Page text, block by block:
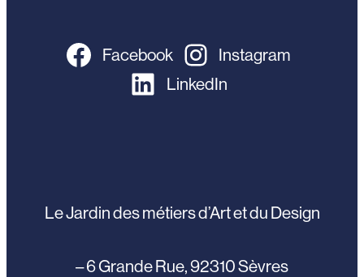
Facebook
Instagram
LinkedIn
Le Jardin des métiers d’Art et du Design
– 6 Grande Rue, 92310 Sèvres